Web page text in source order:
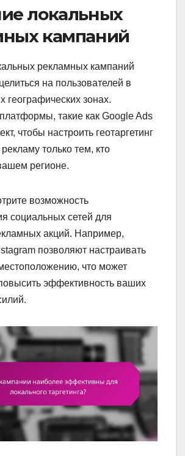
локальных
кампаний
рекламных кампаний
на пользователей в
географических зонах.
такие как Google Ads
чтобы настроить геотаргетинг
только тем, кто
регионе.
возможность
социальных сетей для
акций. Например,
позволяют настраивать
что может
эффективность ваших